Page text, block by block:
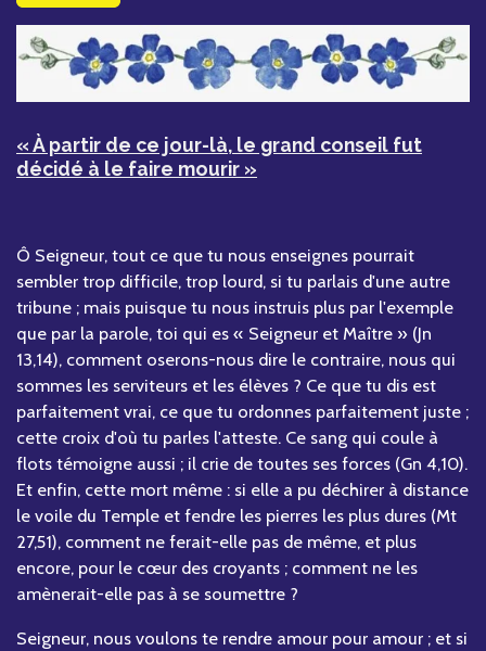
« À partir de ce jour-là, le grand conseil fut
décidé à le faire mourir »
Ô Seigneur, tout ce que tu nous enseignes pourrait
sembler trop difficile, trop lourd, si tu parlais d'une autre
tribune ; mais puisque tu nous instruis plus par l'exemple
que par la parole, toi qui es « Seigneur et Maître » (Jn
13,14), comment oserons-nous dire le contraire, nous qui
sommes les serviteurs et les élèves ? Ce que tu dis est
parfaitement vrai, ce que tu ordonnes parfaitement juste ;
cette croix d'où tu parles l'atteste. Ce sang qui coule à
flots témoigne aussi ; il crie de toutes ses forces (Gn 4,10).
Et enfin, cette mort même : si elle a pu déchirer à distance
le voile du Temple et fendre les pierres les plus dures (Mt
27,51), comment ne ferait-elle pas de même, et plus
encore, pour le cœur des croyants ; comment ne les
amènerait-elle pas à se soumettre ?
Seigneur, nous voulons te rendre amour pour amour ; et si